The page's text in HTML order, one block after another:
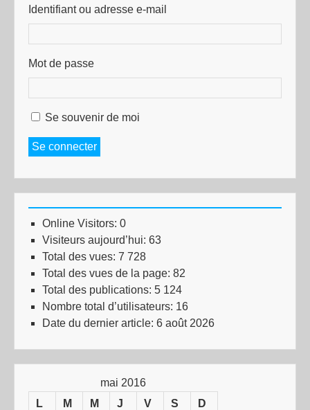
Identifiant ou adresse e-mail
Mot de passe
Se souvenir de moi
Se connecter
Online Visitors: 0
Visiteurs aujourd’hui: 63
Total des vues: 7 728
Total des vues de la page: 82
Total des publications: 5 124
Nombre total d’utilisateurs: 16
Date du dernier article: 6 août 2026
mai 2016
L
M M J V S D